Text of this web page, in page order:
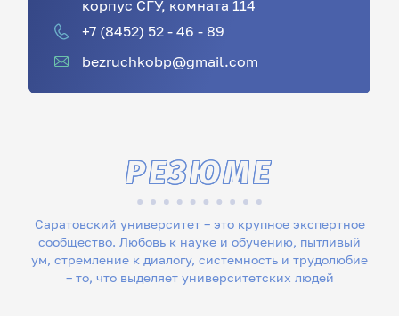
корпус СГУ, комната 114
+7 (8452) 52 - 46 - 89
bezruchkobp@gmail.com
Саратовский университет – это крупное экспертное
сообщество. Любовь к науке и обучению, пытливый
ум, стремление к диалогу, системность и трудолюбие
– то, что выделяет университетских людей
РЕЗЮМЕ